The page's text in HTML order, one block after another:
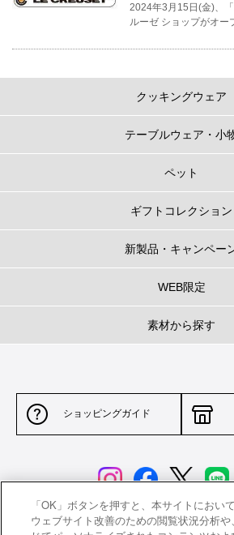
2024年3月15日(金)、
ルーゼ ショップがオー
クッキングウェア
テーブルウェア・小
ペット
ギフトコレクション
新製品・キャンペー
WEB限定
素材から探す
ショッピングガイド
「OK」ボタンを押すと、本サイトにおい
ウェブサイト改善のための閲覧状況分析